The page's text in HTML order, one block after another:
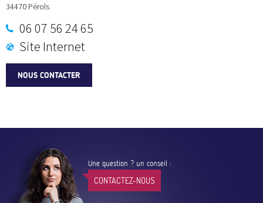
34470 Pérols
06 07 56 24 65
Site Internet
NOUS CONTACTER
Une question ? un conseil :
CONTACTEZ-NOUS